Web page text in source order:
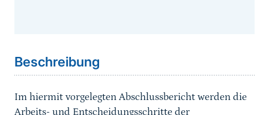
Beschreibung
Im hiermit vorgelegten Abschlussbericht werden die
Arbeits- und Entscheidungsschritte der